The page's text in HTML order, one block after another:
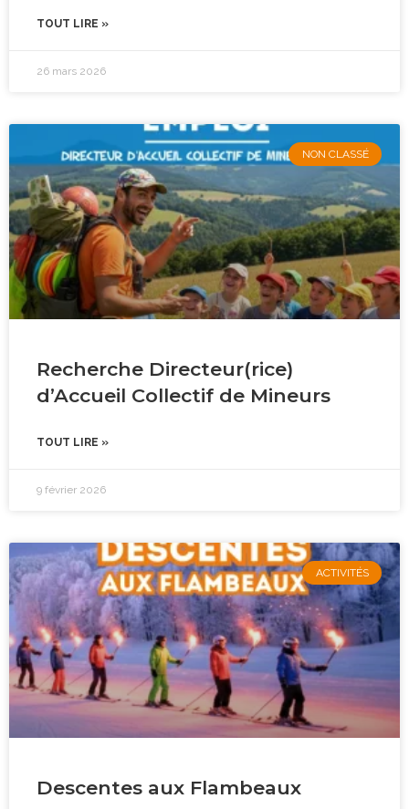
TOUT LIRE »
26 mars 2026
NON CLASSÉ
Recherche Directeur(rice)
d’Accueil Collectif de Mineurs
TOUT LIRE »
9 février 2026
ACTIVITÉS
Descentes aux Flambeaux